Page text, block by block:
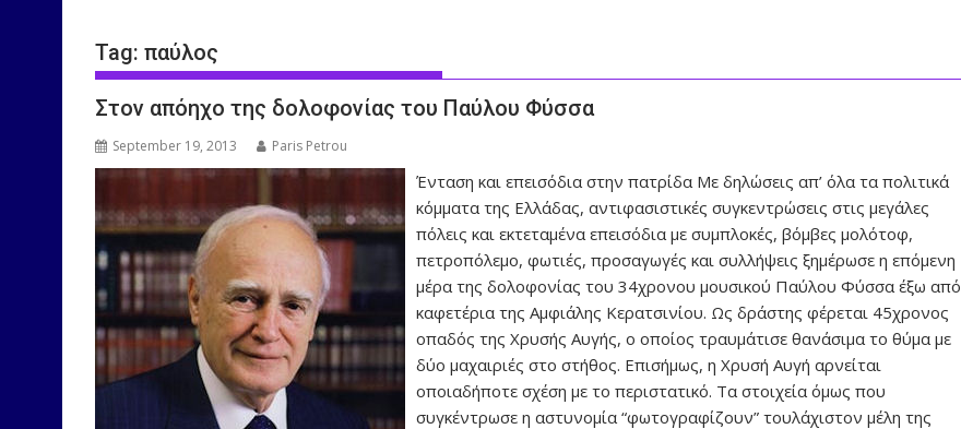
Tag: παύλος
Στον απόηχο της δολοφονίας του Παύλου Φύσσα
September 19, 2013 Paris Petrou
Ένταση και επεισόδια στην πατρίδα Με δηλώσεις απ’ όλα τα πολιτικά
κόμματα της Ελλάδας, αντιφασιστικές συγκεντρώσεις στις μεγάλες
πόλεις και εκτεταμένα επεισόδια με συμπλοκές, βόμβες μολότοφ,
πετροπόλεμο, φωτιές, προσαγωγές και συλλήψεις ξημέρωσε η επόμενη
μέρα της δολοφονίας του 34χρονου μουσικού Παύλου Φύσσα έξω από
καφετέρια της Αμφιάλης Κερατσινίου. Ως δράστης φέρεται 45χρονος
οπαδός της Χρυσής Αυγής, ο οποίος τραυμάτισε θανάσιμα το θύμα με
δύο μαχαιριές στο στήθος. Επισήμως, η Χρυσή Αυγή αρνείται
οποιαδήποτε σχέση με το περιστατικό. Τα στοιχεία όμως που
συγκέντρωσε η αστυνομία “φωτογραφίζουν” τουλάχιστον μέλη της